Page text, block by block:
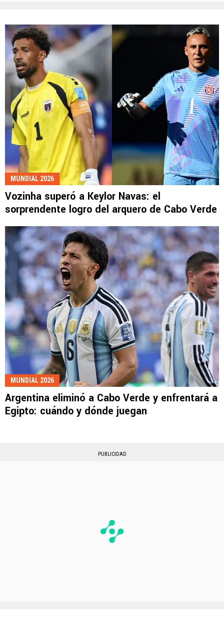
MUNDIAL 2026
Vozinha superó a Keylor Navas: el
sorprendente logro del arquero de Cabo Verde
MUNDIAL 2026
Argentina eliminó a Cabo Verde y enfrentará a
Egipto: cuándo y dónde juegan
PUBLICIDAD